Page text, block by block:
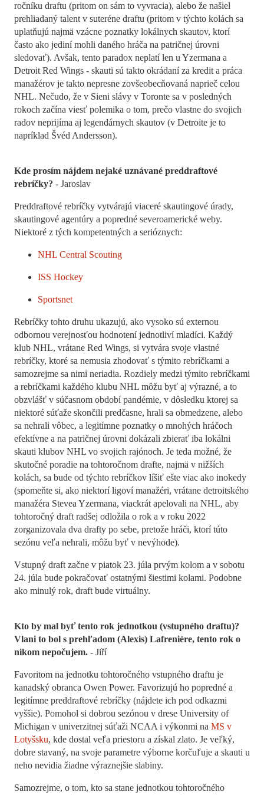
ročníku draftu (pritom on sám to vyvracia), alebo že našiel
prehliadaný talent v suteréne draftu (pritom v týchto kolách sa
uplatňujú najmä vzácne poznatky lokálnych skautov, ktorí
často ako jediní mohli daného hráča na patričnej úrovni
sledovať). Avšak, tento paradox neplatí len u Yzermana a
Detroit Red Wings - skauti sú takto okrádaní za kredit a práca
manažérov je takto nepresne zovšeobecňovaná naprieč celou
NHL. Nečudo, že v Sieni slávy v Toronte sa v posledných
rokoch začína viesť polemika o tom, prečo vlastne do svojich
radov neprijíma aj legendárnych skautov (v Detroite je to
napríklad Švéd Andersson).
Kde prosím nájdem nejaké uznávané preddraftové
rebríčky? - Jaroslav
Preddraftové rebríčky vytvárajú viaceré skautingové úrady,
skautingové agentúry a popredné severoamerické weby.
Niektoré z tých kompetentných a serióznych:
NHL Central Scouting
ISS Hockey
Sportsnet
Rebríčky tohto druhu ukazujú, ako vysoko sú externou
odbornou verejnosťou hodnotení jednotliví mladíci. Každý
klub NHL, vrátane Red Wings, si vytvára svoje vlastné
rebríčky, ktoré sa nemusia zhodovať s týmito rebríčkami a
samozrejme sa nimi neriadia. Rozdiely medzi týmito rebríčkami
a rebríčkami každého klubu NHL môžu byť aj výrazné, a to
obzvlášť v súčasnom období pandémie, v dôsledku ktorej sa
niektoré súťaže skončili predčasne, hrali sa obmedzene, alebo
sa nehrali vôbec, a legitímne poznatky o mnohých hráčoch
efektívne a na patričnej úrovni dokázali zbierať iba lokálni
skauti klubov NHL vo svojich rajónoch. Je teda možné, že
skutočné poradie na tohtoročnom drafte, najmä v nižších
kolách, sa bude od týchto rebríčkov líšiť ešte viac ako inokedy
(spomeňte si, ako niektorí ligoví manažéri, vrátane detroitského
manažéra Stevea Yzermana, viackrát apelovali na NHL, aby
tohtoročný draft radšej odložila o rok a v roku 2022
zorganizovala dva drafty po sebe, pretože hráči, ktorí túto
sezónu veľa nehrali, môžu byť v nevýhode).
Vstupný draft začne v piatok 23. júla prvým kolom a v sobotu
24. júla bude pokračovať ostatnými šiestimi kolami. Podobne
ako minulý rok, draft bude virtuálny.
Kto by mal byť tento rok jednotkou (vstupného draftu)?
Vlani to bol s prehľadom (Alexis) Lafrenière, tento rok o
nikom nepočujem. - Jiří
Favoritom na jednotku tohtoročného vstupného draftu je
kanadský obranca Owen Power. Favorizujú ho popredné a
legitímne preddraftové rebríčky (nájdete ich pod odkazmi
vyššie). Pomohol si dobrou sezónou v drese University of
Michigan v univerzitnej súťaži NCAA i výkonmi na MS v
Lotyšsku, kde dostal veľa priestoru a získal zlato. Je veľký,
dobre stavaný, na svoje parametre výborne korčuľuje a skauti u
neho nevidia žiadne výraznejšie slabiny.
Samozrejme, o tom, kto sa stane jednotkou tohtoročného